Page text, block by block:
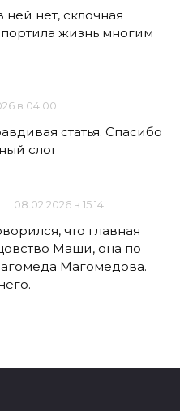
нет, склочная
жизнь многим
в 04:00
статья. Спасибо
слог
08.02.2026 в 15:14
что главная
Маши, она по
Магомедова.